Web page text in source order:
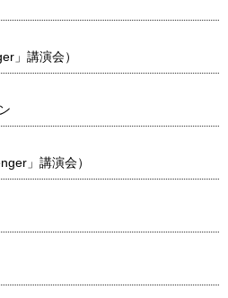
」講演会）
」講演会）